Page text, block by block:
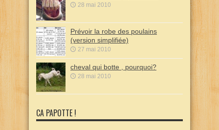
28 mai 2010
Prévoir la robe des poulains
(version simplifiée)
27 mai 2010
cheval qui botte , pourquoi?
28 mai 2010
CA PAPOTTE !